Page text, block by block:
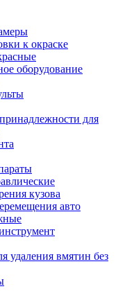
к окраске
оборудование
для
кузова
авто
удаления вмятин без